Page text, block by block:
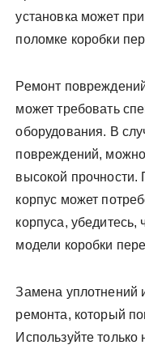
установка может
поломке коробки
Ремонт
может требовать
оборудования. В
повреждений,
высокой
корпус может
корпуса, убедитесь,
модели коробки
Замена уплотнений
ремонта, который
Используйте